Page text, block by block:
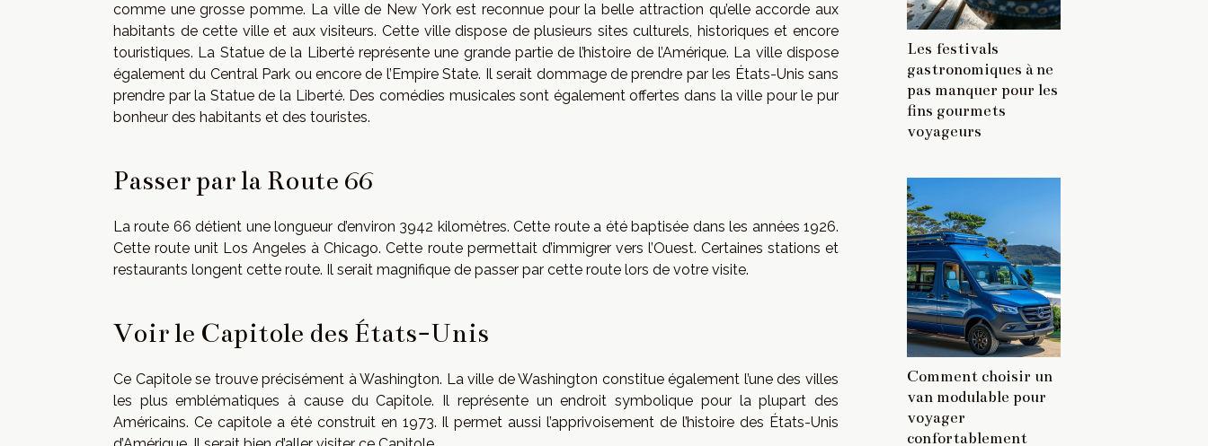
comme une grosse pomme. La ville de New York est reconnue pour la belle attraction qu’elle accorde aux
habitants de cette ville et aux visiteurs. Cette ville dispose de plusieurs sites culturels, historiques et encore
touristiques. La Statue de la Liberté représente une grande partie de l’histoire de l’Amérique. La ville dispose
également du Central Park ou encore de l’Empire State. Il serait dommage de prendre par les États-Unis sans
prendre par la Statue de la Liberté. Des comédies musicales sont également offertes dans la ville pour le pur
bonheur des habitants et des touristes.
Passer par la Route 66
La route 66 détient une longueur d’environ 3942 kilomètres. Cette route a été baptisée dans les années 1926.
Cette route unit Los Angeles à Chicago. Cette route permettait d’immigrer vers l’Ouest. Certaines stations et
restaurants longent cette route. Il serait magnifique de passer par cette route lors de votre visite.
Voir le Capitole des États-Unis
Ce Capitole se trouve précisément à Washington. La ville de Washington constitue également l’une des villes
les plus emblématiques à cause du Capitole. Il représente un endroit symbolique pour la plupart des
Américains. Ce capitole a été construit en 1973. Il permet aussi l’apprivoisement de l’histoire des États-Unis
Les festivals
gastronomiques à ne
pas manquer pour les
fins gourmets
voyageurs
Comment choisir un
van modulable pour
voyager
confortablement